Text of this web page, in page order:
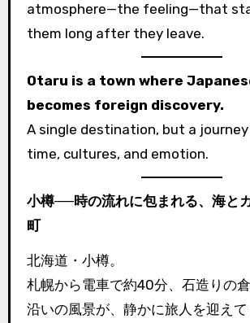
atmosphere—the feeling—that
them long after they leave.
Otaru is a town where
becomes foreign discovery.
A single destination, but a
time, cultures, and emotion.
小樽──時の流れに包まれる、海と
町
北海道・小樽。
札幌から電車で約40分、石造りの
沿いの風景が、静かに旅人を迎えて